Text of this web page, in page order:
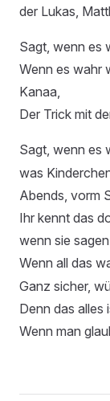
der Lukas,
Sagt, wenn es
Wenn es wahr
Kanaa,
Der Trick mit
Sagt, wenn es
was
Abends, vorm
Ihr kennt das
wenn sie
Wenn all das
Ganz sicher,
Denn das
Wenn man